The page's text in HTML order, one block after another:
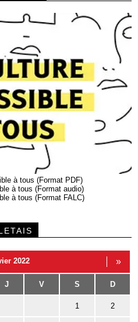
à tous (Format PDF)
à tous (Format audio)
à tous (Format FALC)
2022 »
J V S D
1 2